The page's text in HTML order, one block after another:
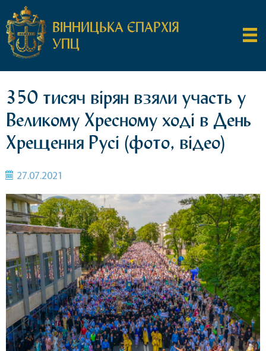
ВІННИЦЬКА ЄПАРХІЯ
УПЦ
350 тисяч вірян взяли участь у
Великому Хресному ході в День
Хрещення Русі (фото, відео)
27.07.2021